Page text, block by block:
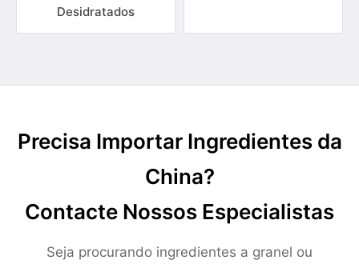
Desidratados
Precisa Importar Ingredientes da
China?
Contacte Nossos Especialistas
Seja procurando ingredientes a granel ou